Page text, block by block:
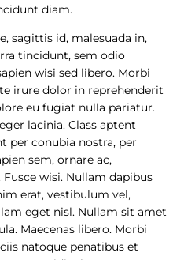
diam.
sagittis id, malesuada in,
tincidunt, sem odio
wisi sed libero. Morbi
irure dolor in reprehenderit
eu fugiat nulla pariatur.
lacinia. Class aptent
per conubia nostra, per
sem, ornare ac,
wisi. Nullam dapibus
erat, vestibulum vel,
eget nisl. Nullam sit amet
Maecenas libero. Morbi
natoque penatibus et